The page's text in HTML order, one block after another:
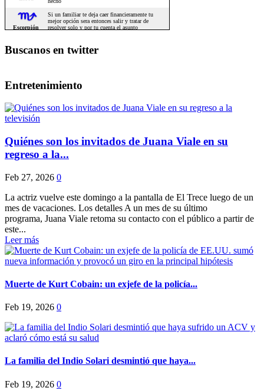
Buscanos en twitter
Entretenimiento
Quiénes son los invitados de Juana Viale en su
regreso a la...
Feb 27, 2026 0
La actriz vuelve este domingo a la pantalla de El Trece luego de un
mes de vacaciones. Los detalles A un mes de su último
programa, Juana Viale retoma su contacto con el público a partir de
este...
Leer más
Muerte de Kurt Cobain: un exjefe de la policía...
Feb 19, 2026 0
La familia del Indio Solari desmintió que haya...
Feb 19, 2026 0